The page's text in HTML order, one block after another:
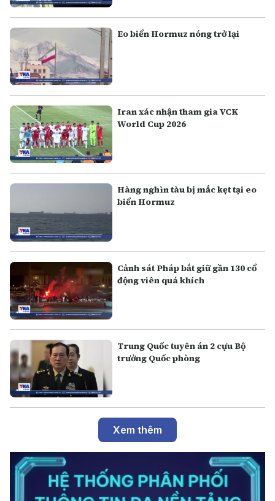
Eo biển Hormuz nóng trở lại
Iran xác nhận tham gia VCK
World Cup 2026
Hàng nghìn tàu bị mắc kẹt tại eo
biển Hormuz
Cảnh sát Pháp bắt giữ gần 130 cổ
động viên quá khích
Trung Quốc tuyên án 2 cựu Bộ
trưởng Quốc phòng
Xem thêm